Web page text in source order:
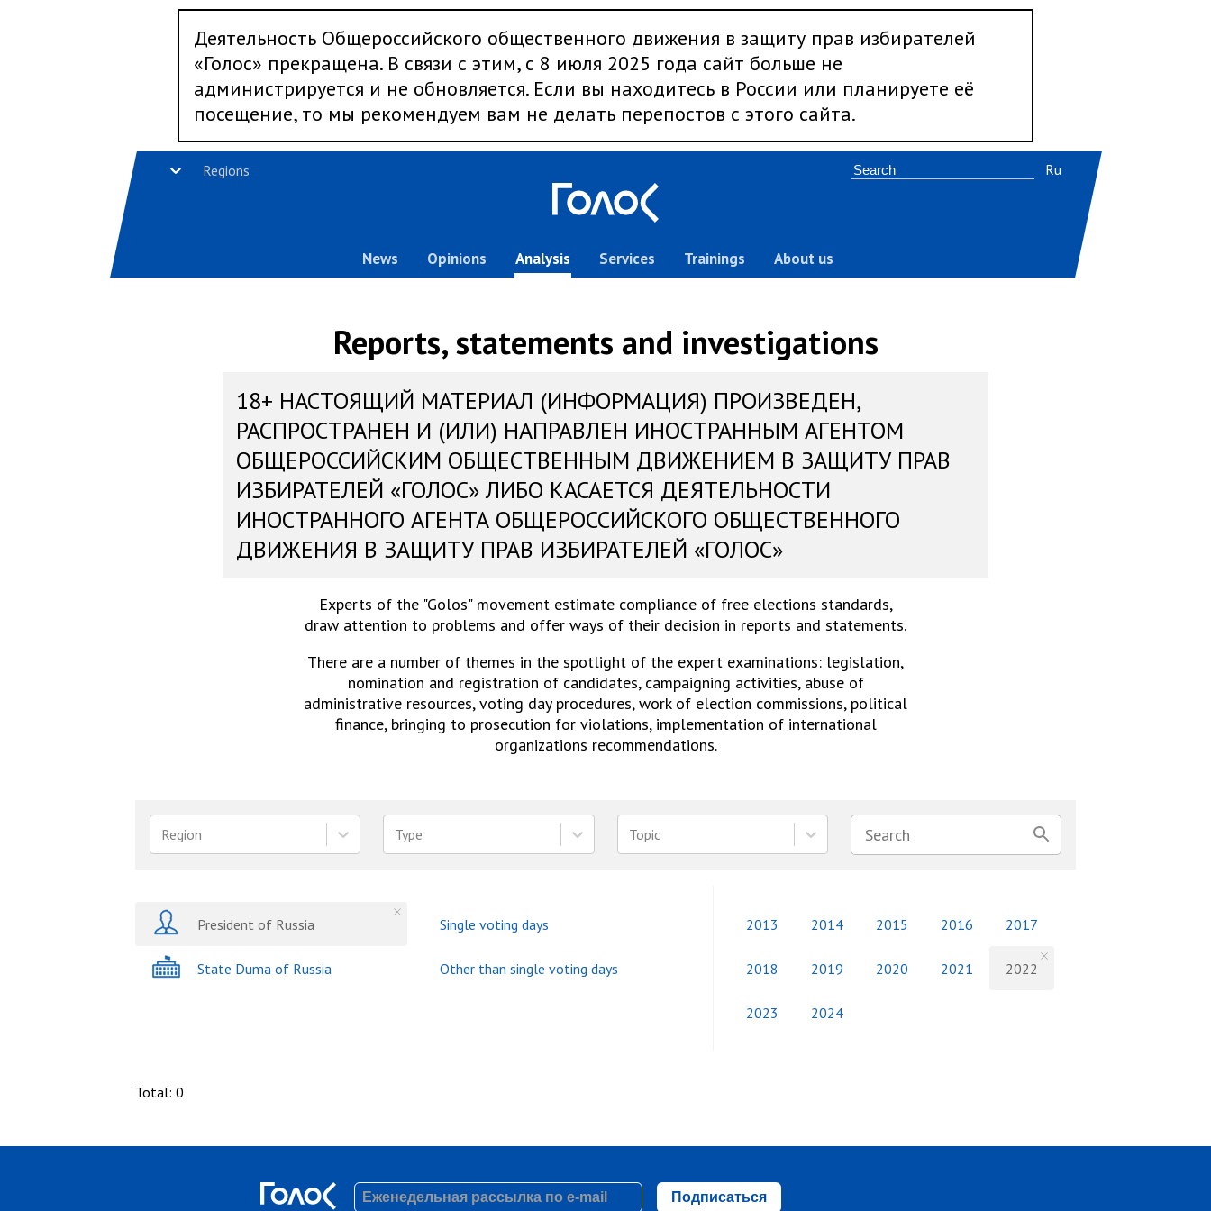
Деятельность Общероссийского общественного движения в защиту прав избирателей
«Голос» прекращена. В связи с этим, с 8 июля 2025 года сайт больше не
администрируется и не обновляется. Если вы находитесь в России или планируете её
посещение, то мы рекомендуем вам не делать перепостов с этого сайта.
Regions
News Opinions Analysis Services Trainings About us
Ru
Reports, statements and investigations
18+ НАСТОЯЩИЙ МАТЕРИАЛ (ИНФОРМАЦИЯ) ПРОИЗВЕДЕН,
РАСПРОСТРАНЕН И (ИЛИ) НАПРАВЛЕН ИНОСТРАННЫМ АГЕНТОМ
ОБЩЕРОССИЙСКИМ ОБЩЕСТВЕННЫМ ДВИЖЕНИЕМ В ЗАЩИТУ ПРАВ
ИЗБИРАТЕЛЕЙ «ГОЛОС» ЛИБО КАСАЕТСЯ ДЕЯТЕЛЬНОСТИ
ИНОСТРАННОГО АГЕНТА ОБЩЕРОССИЙСКОГО ОБЩЕСТВЕННОГО
ДВИЖЕНИЯ В ЗАЩИТУ ПРАВ ИЗБИРАТЕЛЕЙ «ГОЛОС»
Experts of the "Golos" movement estimate compliance of free elections standards,
draw attention to problems and offer ways of their decision in reports and statements.
There are a number of themes in the spotlight of the expert examinations: legislation,
nomination and registration of candidates, campaigning activities, abuse of
administrative resources, voting day procedures, work of election commissions, political
finance, bringing to prosecution for violations, implementation of international
organizations recommendations.
Region Type Topic
President of Russia
State Duma of Russia
Single voting days
Other than single voting days
2013 2014 2015 2016 2017
2018 2019 2020 2021 2022
2023 2024
Total: 0
Подписаться